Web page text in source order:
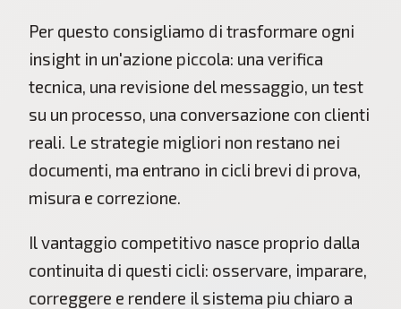
Per questo consigliamo di trasformare ogni
insight in un'azione piccola: una verifica
tecnica, una revisione del messaggio, un test
su un processo, una conversazione con clienti
reali. Le strategie migliori non restano nei
documenti, ma entrano in cicli brevi di prova,
misura e correzione.
Il vantaggio competitivo nasce proprio dalla
continuita di questi cicli: osservare, imparare,
correggere e rendere il sistema piu chiaro a